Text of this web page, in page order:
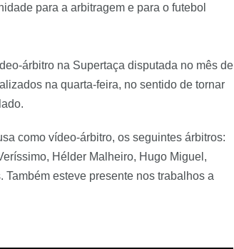
para a arbitragem e para o futebol
árbitro na Supertaça disputada no mês de
na quarta-feira, no sentido de tornar
como vídeo-árbitro, os seguintes árbitros:
Hélder Malheiro, Hugo Miguel,
esteve presente nos trabalhos a